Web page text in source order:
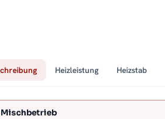
Heizleistung Heizstab
Mischbetrieb